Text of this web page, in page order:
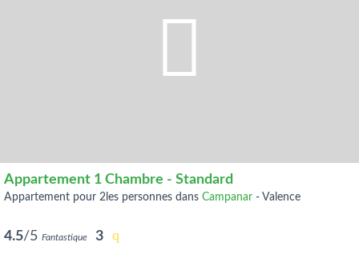
Appartement 1 Chambre - Standard
appartement pour 2les personnes dans Campanar - Valence
4.5/5 Fantastique 3